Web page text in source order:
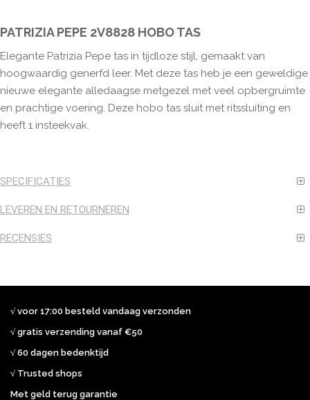
PATRIZIA PEPE 2V8828 HOBO TAS
Elegante Patrizia Pepe tas in tijdloze stijl, gemaakt van
hoogwaardig generfd leer. Met deze tas heb je een geweldige
nieuwe elegante alledaagse metgezel met veel opbergruimte
en prachtige voering. Deze hobo tas sluit met ritssluiting en
heeft 1 insteekvak.
SPECIFICATIES
LEVEREN EN RETOURNEREN
RECENSIES
√ voor 17:00 besteld vandaag verzonden
√ gratis verzending vanaf €50
√ 60 dagen bedenktijd
√ Trusted shops
Met geld terug garantie